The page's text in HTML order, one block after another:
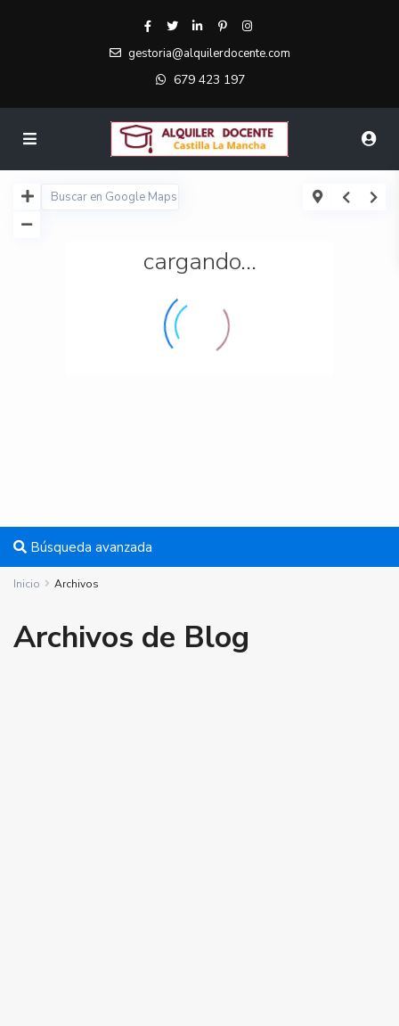
gestoria@alquilerdocente.com
679 423 197
cargando...
Búsqueda avanzada
Inicio Archivos
Archivos de Blog